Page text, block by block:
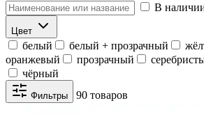
В
Цвет
белый белый + прозрачный
оранжевый
прозрачный
чёрный
Фильтры 90 товаров